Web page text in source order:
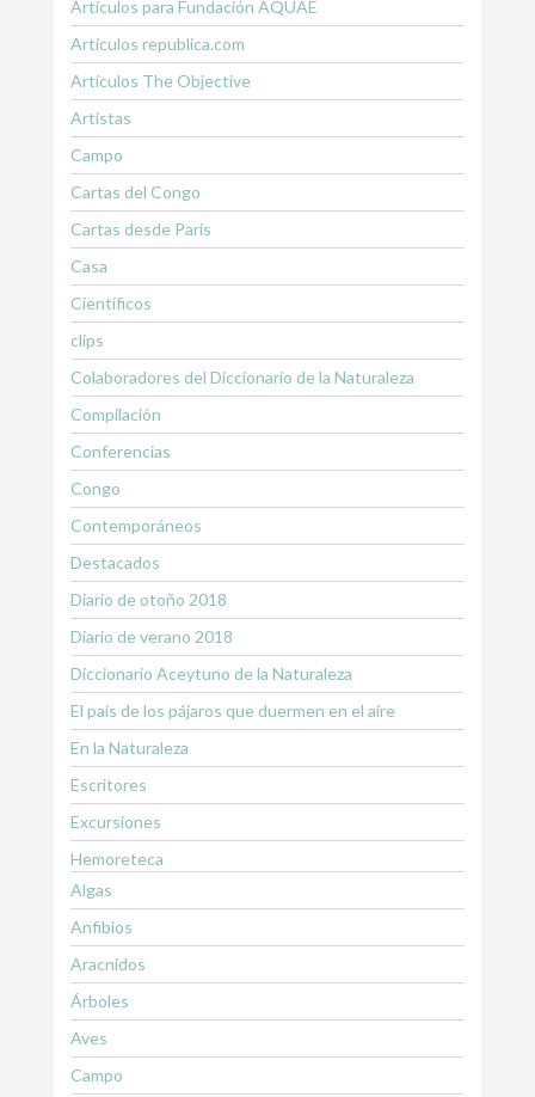
Artículos para Fundación AQUAE
Artículos republica.com
Artículos The Objective
Artistas
Campo
Cartas del Congo
Cartas desde Paris
Casa
Científicos
clips
Colaboradores del Diccionario de la Naturaleza
Compilación
Conferencias
Congo
Contemporáneos
Destacados
Diario de otoño 2018
Diario de verano 2018
Diccionario Aceytuno de la Naturaleza
El país de los pájaros que duermen en el aire
En la Naturaleza
Escritores
Excursiones
Hemoreteca
Algas
Anfibios
Aracnidos
Árboles
Aves
Campo